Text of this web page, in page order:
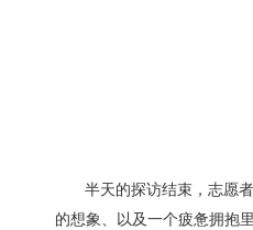
半天的探访结束，志愿
的想象、以及一个疲惫拥抱